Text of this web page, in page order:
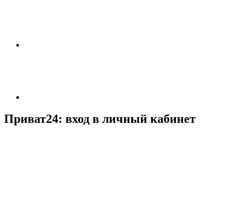
Приват24: вход в личный кабинет